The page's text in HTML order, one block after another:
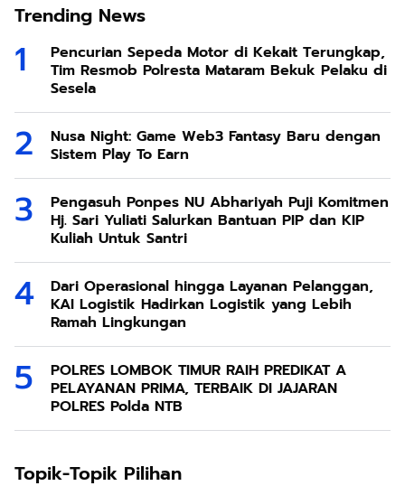
Trending News
Pencurian Sepeda Motor di Kekait Terungkap,
Tim Resmob Polresta Mataram Bekuk Pelaku di
Sesela
Nusa Night: Game Web3 Fantasy Baru dengan
Sistem Play To Earn
Pengasuh Ponpes NU Abhariyah Puji Komitmen
Hj. Sari Yuliati Salurkan Bantuan PIP dan KIP
Kuliah Untuk Santri
Dari Operasional hingga Layanan Pelanggan,
KAI Logistik Hadirkan Logistik yang Lebih
Ramah Lingkungan
POLRES LOMBOK TIMUR RAIH PREDIKAT A
PELAYANAN PRIMA, TERBAIK DI JAJARAN
POLRES Polda NTB
Topik-Topik Pilihan